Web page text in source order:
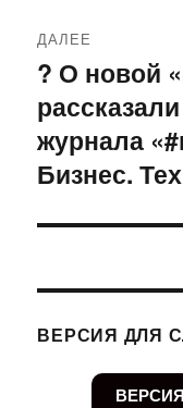
ДАЛЕЕ
Следующая
запись:
? О новой
журнала
Бизнес.
ВЕРСИЯ ДЛЯ